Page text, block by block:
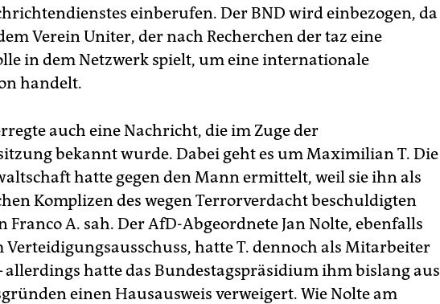
einberufen. Der BND wird einbezogen, da
Verein Uniter, der nach Recherchen der taz eine
in dem Netzwerk spielt, um eine internationale
handelt.
auch eine Nachricht, die im Zuge der
bekannt wurde. Dabei geht es um Maximilian T. Die
hatte gegen den Mann ermittelt, weil sie ihn als
Komplizen des wegen Terrorverdacht beschuldigten
Franco A. sah. Der AfD-­Abgeordnete Jan Nolte, ebenfalls
hatte T. dennoch als Mitarbeiter
allerdings hatte das Bundestagspräsidium ihm bislang aus
einen Hausausweis verweigert. Wie Nolte am